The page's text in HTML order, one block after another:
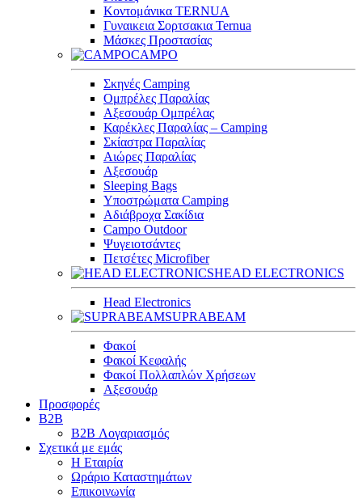
Κοντομάνικα TERNUA
Γυναικεια Σορτσακια Ternua
Μάσκες Προστασίας
CAMPO
Σκηνές Camping
Ομπρέλες Παραλίας
Αξεσουάρ Ομπρέλας
Καρέκλες Παραλίας – Camping
Σκίαστρα Παραλίας
Αιώρες Παραλίας
Αξεσουάρ
Sleeping Bags
Υποστρώματα Camping
Αδιάβροχα Σακίδια
Campo Outdoor
Ψυγειοτσάντες
Πετσέτες Microfiber
HEAD ELECTRONICS
Head Electronics
SUPRABEAM
Φακοί
Φακοί Κεφαλής
Φακοί Πολλαπλών Χρήσεων
Αξεσουάρ
Προσφορές
B2B
B2B Λογαριασμός
Σχετικά με εμάς
Η Εταιρία
Ωράριο Καταστημάτων
Επικοινωνία